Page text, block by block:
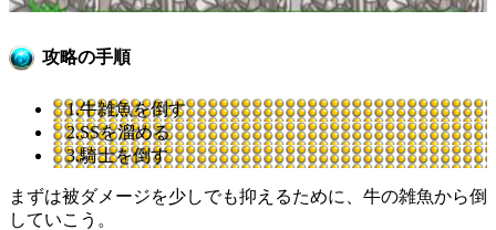
攻略の手順
1.牛雑魚を倒す
2.SSを溜める
3.騎士を倒す
まずは被ダメージを少しでも抑えるために、牛の雑魚から倒
していこう。